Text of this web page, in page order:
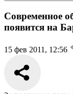
Современное
появится на
15 фев 2011, 12:56